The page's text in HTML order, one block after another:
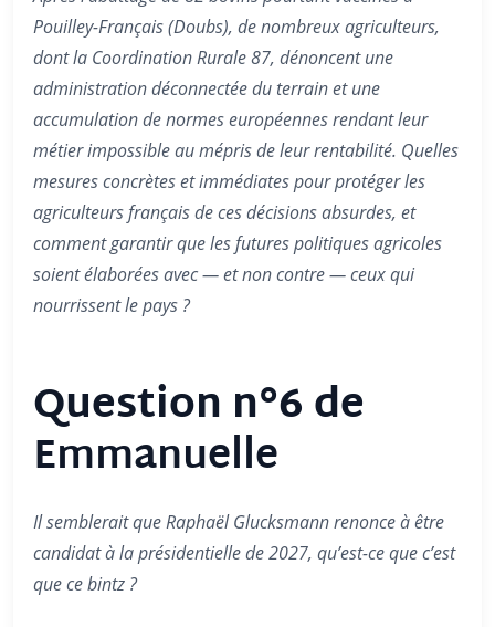
Pouilley-Français (Doubs), de nombreux agriculteurs,
dont la Coordination Rurale 87, dénoncent une
administration déconnectée du terrain et une
accumulation de normes européennes rendant leur
métier impossible au mépris de leur rentabilité. Quelles
mesures concrètes et immédiates pour protéger les
agriculteurs français de ces décisions absurdes, et
comment garantir que les futures politiques agricoles
soient élaborées avec — et non contre — ceux qui
nourrissent le pays ?
Question n°6 de
Emmanuelle
Il semblerait que Raphaël Glucksmann renonce à être
candidat à la présidentielle de 2027, qu’est-ce que c’est
que ce bintz ?